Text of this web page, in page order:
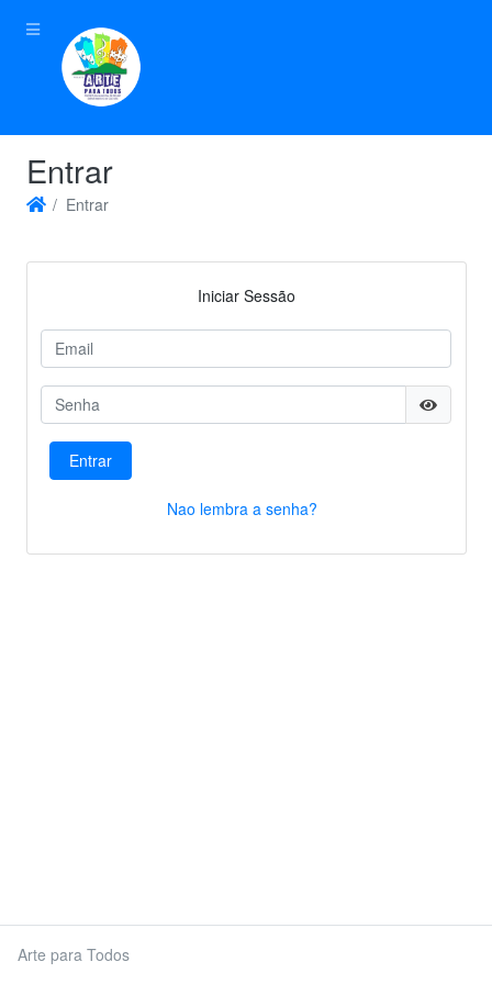
Entrar
Entrar
Iniciar Sessão
Entrar
Nao lembra a senha?
Arte para Todos